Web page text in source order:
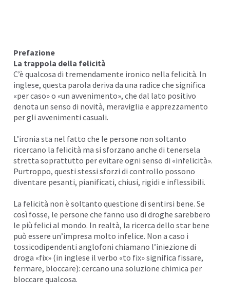
Prefazione
La trappola della felicità
C’è qualcosa di tremendamente ironico nella felicità. In
inglese, questa parola deriva da una radice che significa
«per caso» o «un avvenimento», che dal lato positivo
denota un senso di novità, meraviglia e apprezzamento
per gli avvenimenti casuali.
L’ironia sta nel fatto che le persone non soltanto
ricercano la felicità ma si sforzano anche di tenersela
stretta soprattutto per evitare ogni senso di «infelicità».
Purtroppo, questi stessi sforzi di controllo possono
diventare pesanti, pianificati, chiusi, rigidi e inflessibili.
La felicità non è soltanto questione di sentirsi bene. Se
così fosse, le persone che fanno uso di droghe sarebbero
le più felici al mondo. In realtà, la ricerca dello star bene
può essere un’impresa molto infelice. Non a caso i
tossicodipendenti anglofoni chiamano l’iniezione di
droga «fix» (in inglese il verbo «to fix» significa fissare,
fermare, bloccare): cercano una soluzione chimica per
bloccare qualcosa.